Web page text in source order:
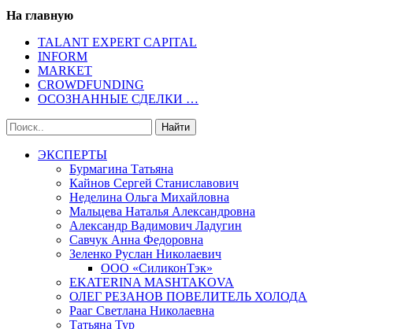
На главную
TALANT EXPERT CAPITAL
INFORM
MARKET
CROWDFUNDING
ОСОЗНАННЫЕ СДЕЛКИ …
ЭКСПЕРТЫ
Бурмагина Татьяна
Кайнов Сергей Станиславович
Неделина Ольга Михайловна
Мальцева Наталья Александровна
Александр Вадимович Ладугин
Савчук Анна Федоровна
Зеленко Руслан Николаевич
ООО «СиликонТэк»
EKATERINA MASHTAKOVA
ОЛЕГ РЕЗАНОВ ПОВЕЛИТЕЛЬ ХОЛОДА
Рааг Светлана Николаевна
Татьяна Тур